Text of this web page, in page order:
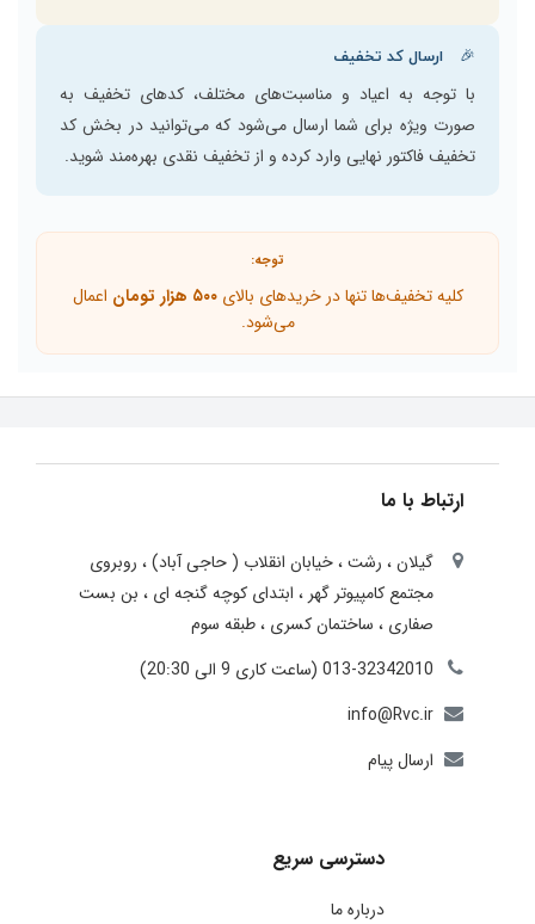
🎉 ارسال کد تخفیف
با توجه به اعیاد و مناسبت‌های مختلف، کدهای تخفیف به
صورت ویژه برای شما ارسال می‌شود که می‌توانید در بخش کد
تخفیف فاکتور نهایی وارد کرده و از تخفیف نقدی بهره‌مند شوید.
توجه:
کلیه تخفیف‌ها تنها در خریدهای بالای۵۰۰ هزار تومان
اعمال
می‌شود.
ارتباط با ما
گیلان ، رشت ، خيابان انقلاب ( حاجی آباد) ، روبروی
مجتمع كامپيوتر گهر ، ابتدای كوچه گنجه ای ، بن بست
صفاری ، ساختمان كسری ، طبقه سوم
013-32342010 (ساعت کاری 9 الی 20:30)
info@Rvc.ir
ارسال پیام
دسترسی سریع
درباره ما